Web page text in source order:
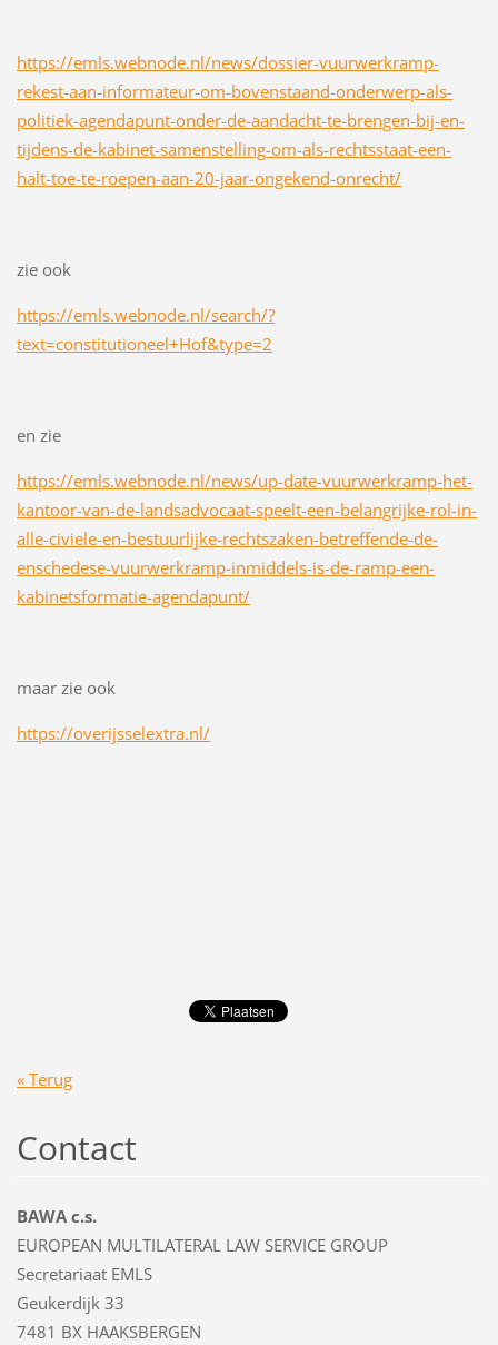
https://emls.webnode.nl/news/dossier-vuurwerkramp-
rekest-aan-informateur-om-bovenstaand-onderwerp-als-
politiek-agendapunt-onder-de-aandacht-te-brengen-bij-en-
tijdens-de-kabinet-samenstelling-om-als-rechtsstaat-een-
halt-toe-te-roepen-aan-20-jaar-ongekend-onrecht/
zie ook
https://emls.webnode.nl/search/?
text=constitutioneel+Hof&type=2
en zie
https://emls.webnode.nl/news/up-date-vuurwerkramp-het-
kantoor-van-de-landsadvocaat-speelt-een-belangrijke-rol-in-
alle-civiele-en-bestuurlijke-rechtszaken-betreffende-de-
enschedese-vuurwerkramp-inmiddels-is-de-ramp-een-
kabinetsformatie-agendapunt/
maar zie ook
https://overijsselextra.nl/
« Terug
Contact
BAWA c.s.
EUROPEAN MULTILATERAL LAW SERVICE GROUP
Secretariaat EMLS
Geukerdijk 33
7481 BX HAAKSBERGEN